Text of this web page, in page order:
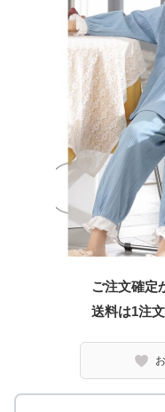
ご注文確定
送料は1注